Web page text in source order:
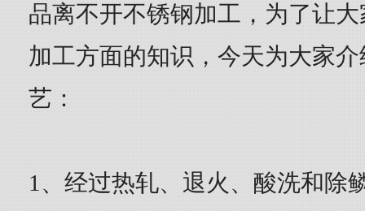
品离不开不锈钢加工，为了让
加工方面的知识，今天为大家
艺：
1、经过热轧、退火、酸洗和除